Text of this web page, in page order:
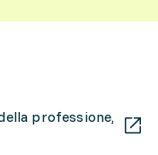
professione,